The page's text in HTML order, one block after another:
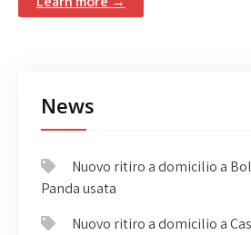
News
Nuovo ritiro a domicilio a
Panda usata
Nuovo ritiro a domicilio a